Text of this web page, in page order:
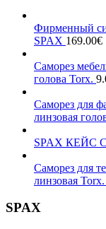
Фирменный
SPAX 169.00€
Саморез
голова Torx.
Саморез для
линзовая
SPAX КЕЙС
Саморез для
линзовая Torx.
SPAX